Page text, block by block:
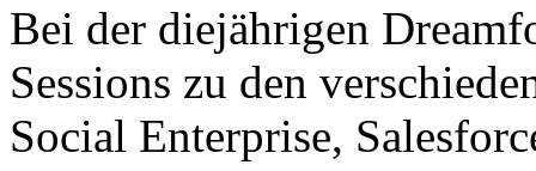
Bei der diejährigen
Sessions zu den
Social Enterprise,